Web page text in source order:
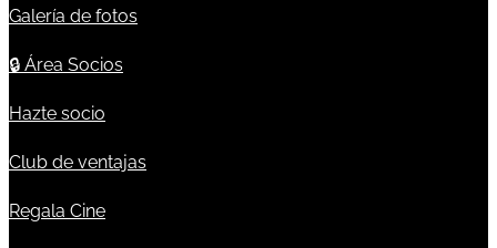
Galería de fotos
🔒 Área Socios
Hazte socio
Club de ventajas
Regala Cine